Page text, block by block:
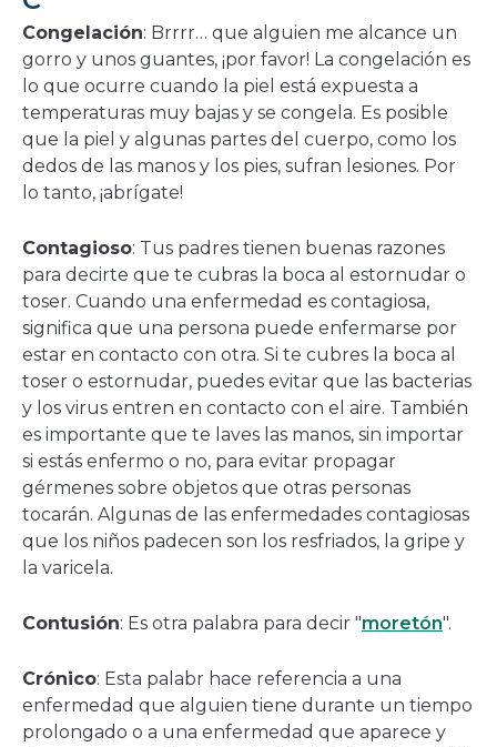
Congelación: Brrrr… que alguien me alcance un
gorro y unos guantes, ¡por favor! La congelación es
lo que ocurre cuando la piel está expuesta a
temperaturas muy bajas y se congela. Es posible
que la piel y algunas partes del cuerpo, como los
dedos de las manos y los pies, sufran lesiones. Por
lo tanto, ¡abrígate!
Contagioso: Tus padres tienen buenas razones
para decirte que te cubras la boca al estornudar o
toser. Cuando una enfermedad es contagiosa,
significa que una persona puede enfermarse por
estar en contacto con otra. Si te cubres la boca al
toser o estornudar, puedes evitar que las bacterias
y los virus entren en contacto con el aire. También
es importante que te laves las manos, sin importar
si estás enfermo o no, para evitar propagar
gérmenes sobre objetos que otras personas
tocarán. Algunas de las enfermedades contagiosas
que los niños padecen son los resfriados, la gripe y
la varicela.
Contusión: Es otra palabra para decir "moretón".
Crónico: Esta palabr hace referencia a una
enfermedad que alguien tiene durante un tiempo
prolongado o a una enfermedad que aparece y